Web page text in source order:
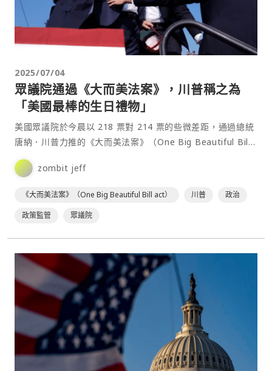
2025/07/04
眾議院通過《大而美法案》，川普稱之為
「美國最棒的生日禮物」
美國眾議院於今晨以 218 票對 214 票的些微差距，通過總統
唐納．川普力推的《大而美法案》（One Big Beautiful Bill
Act），為其第二任期⋯
zombit jeff
《大而美法案》（One Big Beautiful Bill act） 川普
政治
政策監管
眾議院